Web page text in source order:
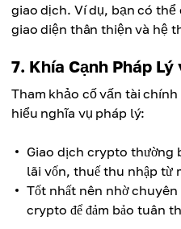
giao dịch. Ví dụ, bạn có thể
giao diện thân thiện và hệ
7. Khía Cạnh Pháp Lý
Tham khảo cố vấn tài
hiểu nghĩa vụ pháp lý:
Giao dịch crypto thường
lãi vốn, thuế thu nhập từ
Tốt nhất nên nhờ
crypto để đảm bảo tuân